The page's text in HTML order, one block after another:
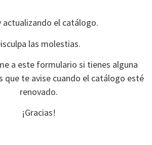
actualizando el catálogo.
las molestias.
a este formulario si tienes alguna
que te avise cuando el catálogo esté
renovado.
¡Gracias!